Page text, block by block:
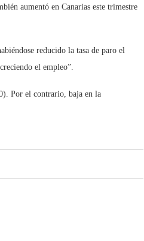
aumentó en Canarias este trimestre
reducido la tasa de paro el
el empleo”.
Por el contrario, baja en la